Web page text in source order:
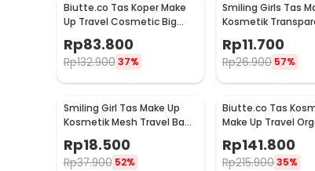
Biutte.co Tas Koper Make
Up Travel Cosmetic Big
Capacity Waterproof - F119
Rp83.800
Rp132.900 37%
Smiling Girls Tas
Kosmetik
SMG1
Rp11.700
Rp26.900 57%
Smiling Girl Tas Make Up
Kosmetik Mesh Travel Bag
- SMG3
Rp18.500
Rp37.900 52%
Biutte.co Tas
Make Up Travel
Bag 3 Layers
F120
Rp141.800
Rp215.90035%